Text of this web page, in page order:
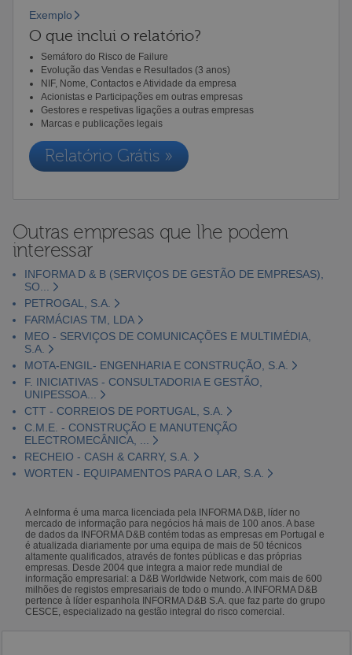
Exemplo
O que inclui o relatório?
Semáforo do Risco de Failure
Evolução das Vendas e Resultados (3 anos)
NIF, Nome, Contactos e Atividade da empresa
Acionistas e Participações em outras empresas
Gestores e respetivas ligações a outras empresas
Marcas e publicações legais
Relatório Grátis »
Outras empresas que lhe podem
interessar
INFORMA D & B (SERVIÇOS DE GESTÃO DE EMPRESAS),
SO...
PETROGAL, S.A.
FARMÁCIAS TM, LDA
MEO - SERVIÇOS DE COMUNICAÇÕES E MULTIMÉDIA,
S.A.
MOTA-ENGIL- ENGENHARIA E CONSTRUÇÃO, S.A.
F. INICIATIVAS - CONSULTADORIA E GESTÃO,
UNIPESSOA...
CTT - CORREIOS DE PORTUGAL, S.A.
C.M.E. - CONSTRUÇÃO E MANUTENÇÃO
ELECTROMECÂNICA, ...
RECHEIO - CASH & CARRY, S.A.
WORTEN - EQUIPAMENTOS PARA O LAR, S.A.
A eInforma é uma marca licenciada pela INFORMA D&B, líder no
mercado de informação para negócios há mais de 100 anos. A base
de dados da INFORMA D&B contém todas as empresas em Portugal e
é atualizada diariamente por uma equipa de mais de 50 técnicos
altamente qualificados, através de fontes públicas e das próprias
empresas. Desde 2004 que integra a maior rede mundial de
informação empresarial: a D&B Worldwide Network, com mais de 600
milhões de registos empresariais de todo o mundo. A INFORMA D&B
pertence à líder espanhola INFORMA D&B S.A. que faz parte do grupo
CESCE, especializado na gestão integral do risco comercial.